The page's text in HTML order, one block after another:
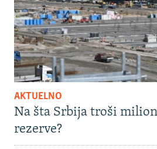
AKTUELNO
Na šta Srbija troši
rezerve?